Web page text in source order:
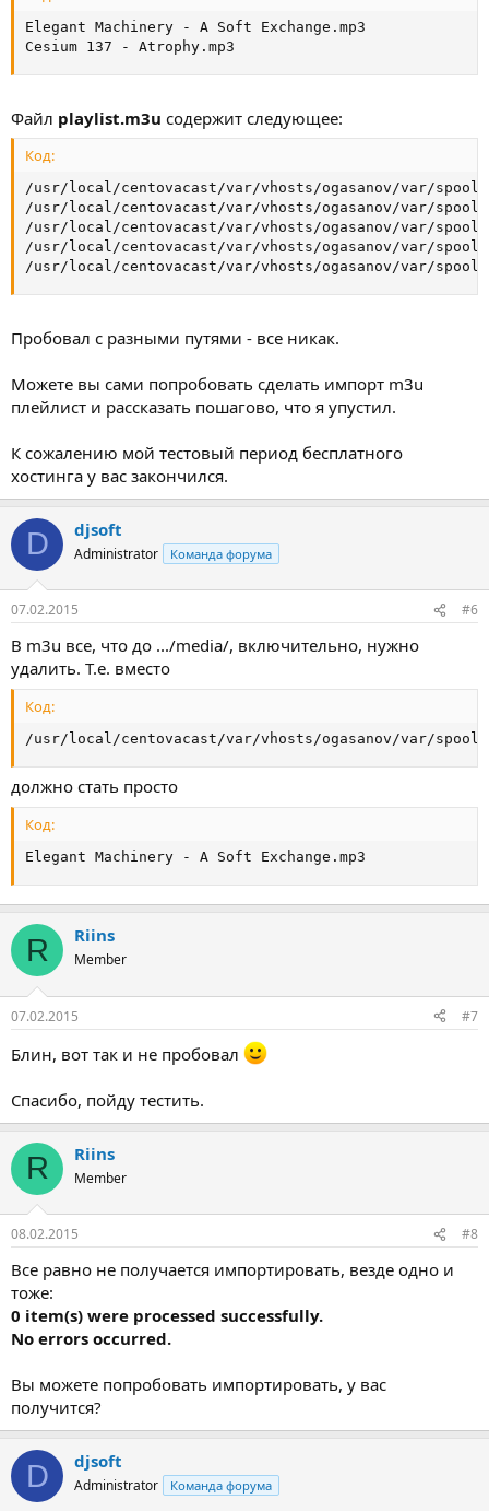
Elegant Machinery - A Soft Exchange.mp3
Cesium 137 - Atrophy.mp3
Файл playlist.m3u содержит следующее:
Код:
/usr/local/centovacast/var/vhosts/ogasanov/var/spool/
/usr/local/centovacast/var/vhosts/ogasanov/var/spool/
/usr/local/centovacast/var/vhosts/ogasanov/var/spool/
/usr/local/centovacast/var/vhosts/ogasanov/var/spool/
/usr/local/centovacast/var/vhosts/ogasanov/var/spool/
Пробовал с разными путями - все никак.
Можете вы сами попробовать сделать импорт m3u
плейлист и рассказать пошагово, что я упустил.
К сожалению мой тестовый период бесплатного
хостинга у вас закончился.
D djsoft
Administrator Команда форума
07.02.2015 #6
В m3u все, что до .../media/, включительно, нужно
удалить. Т.е. вместо
Код:
/usr/local/centovacast/var/vhosts/ogasanov/var/spool/
должно стать просто
Код:
Elegant Machinery - A Soft Exchange.mp3
R Riins
Member
07.02.2015 #7
Блин, вот так и не пробовал
Спасибо, пойду тестить.
R Riins
Member
08.02.2015 #8
Все равно не получается импортировать, везде одно и
тоже:
0 item(s) were processed successfully.
No errors occurred.
Вы можете попробовать импортировать, у вас
получится?
D djsoft
Administrator Команда форума